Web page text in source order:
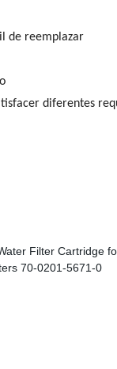
de reemplazar
diferentes